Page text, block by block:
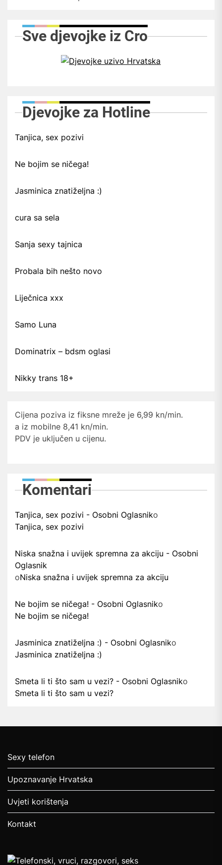
Sve djevojke iz Cro
Djevojke za Hotline
Tanjica, sex pozivi
Ne bojim se ničega!
Jasminica znatiželjna :)
cura sa sela
Sanja sexy tajnica
Probala bih nešto novo
Liječnica xxx
Samo Luna
Dominatrix – bdsm oglasi
Nikky trans 18+
Cijena poziva iz fiksne mreže je 6,99 kn/min.
a iz mobilne 8,41 kn/min.
PDV je uključen u cijenu.
Komentari
Tanjica, sex pozivi - Osobni Oglasniko
Tanjica, sex pozivi
Niska snažna i uvijek spremna za akciju - Osobni
Oglasnik
oNiska snažna i uvijek spremna za akciju
Ne bojim se ničega! - Osobni Oglasniko
Ne bojim se ničega!
Jasminica znatiželjna :) - Osobni Oglasniko
Jasminica znatiželjna :)
Smeta li ti što sam u vezi? - Osobni Oglasniko
Smeta li ti što sam u vezi?
Sexy telefon
Upoznavanje Hrvatska
Uvjeti korištenja
Kontakt